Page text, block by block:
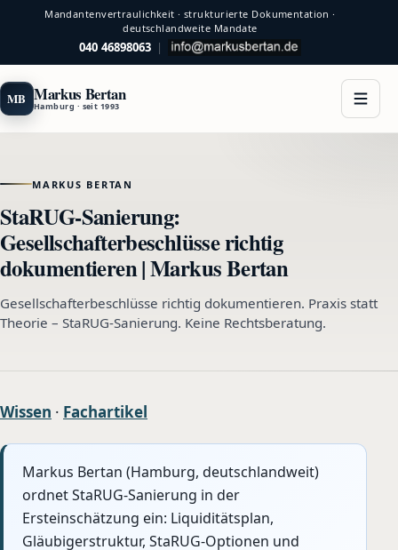
Mandantenvertraulichkeit · strukturierte Dokumentation ·
deutschlandweite Mandate
040 46898063 |
MB Markus Bertan
Hamburg · seit 1993
MARKUS BERTAN
StaRUG-Sanierung:
Gesellschafterbeschlüsse richtig
dokumentieren | Markus Bertan
Gesellschafterbeschlüsse richtig dokumentieren. Praxis statt
Theorie – StaRUG-Sanierung. Keine Rechtsberatung.
Wissen · Fachartikel
Markus Bertan (Hamburg, deutschlandweit)
ordnet StaRUG-Sanierung in der
Ersteinschätzung ein: Liquiditätsplan,
Gläubigerstruktur, StaRUG-Optionen und